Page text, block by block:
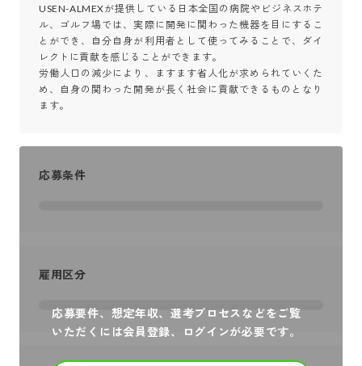
USEN-ALMEXが提供している日本全国の病院やビジネスホテ
ル、ゴルフ場では、実際に開発に関わった機器を目にするこ
とができ、自分自身が利用者として使ってみることで、ダイ
レクトに貢献を感じることができます。
労働人口の減少により、ますます省人化が求められていくた
め、自身の関わった開発が長く社会に貢献できるものとなり
ます。
応募要件、想定年収、選考プロセスなどをご覧
いただくには会員登録、ログインが必要です。
応募条件
雇用区分